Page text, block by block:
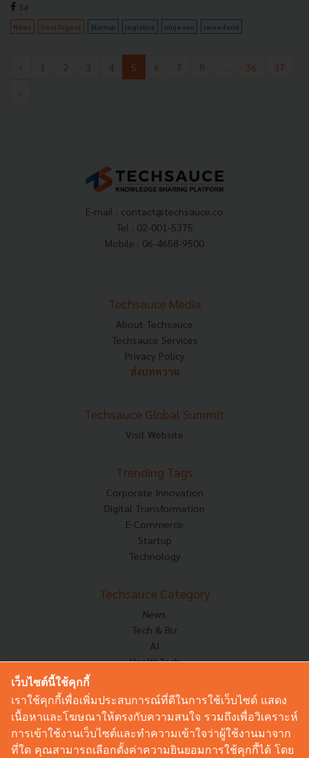
34
News Deal Digest Startup logistics ninja-van raise-fund
‹ 1 2 3 4 5 6 7 8 36
37
›
E-mail : contact@techsauce.co
Tel : 02-001-5375
Mobile : 06-4658-9500
Techsauce Media
About Techsauce
Techsauce Services
Privacy Policy
ส่งบทความ
Techsauce Global Summit
Visit Website
Trending Tags
Corporate Innovation
Digital Transformation
E-Commerce
Startup
Technology
Techsauce Category
News
Tech & Biz
AI
HealthTech
Corp Innov
Saucy Thoughts
Based On
Sustainable
เว็บไซต์นี้ใช้คุกกี้
เราใช้คุกกี้เพื่อเพิ่มประสบการณ์ที่ดีในการใช้เว็บไซต์ แสดง
เนื้อหาและโฆษณาให้ตรงกับความสนใจ รวมถึงเพื่อวิเคราะห์
การเข้าใช้งานเว็บไซต์และทำความเข้าใจว่าผู้ใช้งานมาจาก
ที่ใด คุณสามารถเลือกตั้งค่าความยินยอมการใช้คุกกี้ได้ โดย